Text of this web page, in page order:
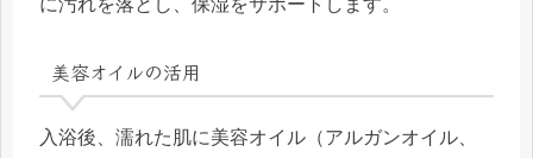
に汚れを落とし、保湿をサポートします。
美容オイルの活用
入浴後、濡れた肌に美容オイル（アルガンオイル、